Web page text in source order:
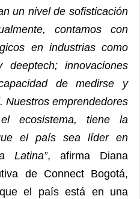
un nivel de sofisticación
contamos con
en industrias como
deeptech; innovaciones
de medirse y
Nuestros emprendedores
ecosistema, tiene la
el país sea líder en
Latina”, afirma Diana
de Connect Bogotá,
el país está en una